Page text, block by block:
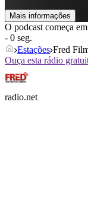
Mais informações
O podcast começa em
- 0 seg.
Estações Fred
Ouça esta rádio
radio.net